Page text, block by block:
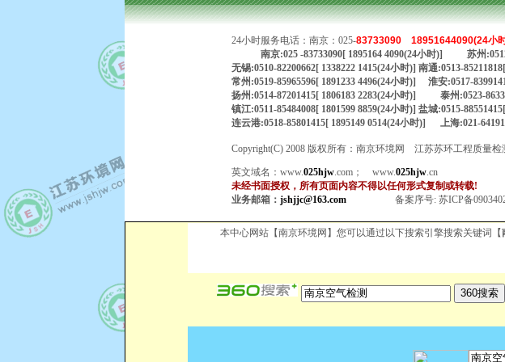
24小时服务电话：南京：025-83733090 18951644090(24小
南京:025 -83733090[ 1895164 4090(24小时)] 苏州
无锡:0510-82200662[ 1338222 1415(24小时)] 南通:0513-
常州:0519-85965596[ 1891233 4496(24小时)] 淮安:0517-
扬州:0514-87201415[ 1806183 2283(24小时)] 泰州:0523-
镇江:0511-85484008[ 1801599 8859(24小时)] 盐城:0515-
连云港:0518-85801415[ 1895149 0514(24小时)] 上海:021-
Copyright(C) 2008 版权所有：南京环境网 江苏苏环工程质量检
英文域名： www.025hjw.com ； www.025hjw.cn
未经书面授权，所有页面内容不得以任何形式复制或转载!
业务邮箱： jshjjc@163.com 备案序号: 苏ICP备
本中心网站【南京环境网】您可以通过以下搜索引擎搜索关键词【